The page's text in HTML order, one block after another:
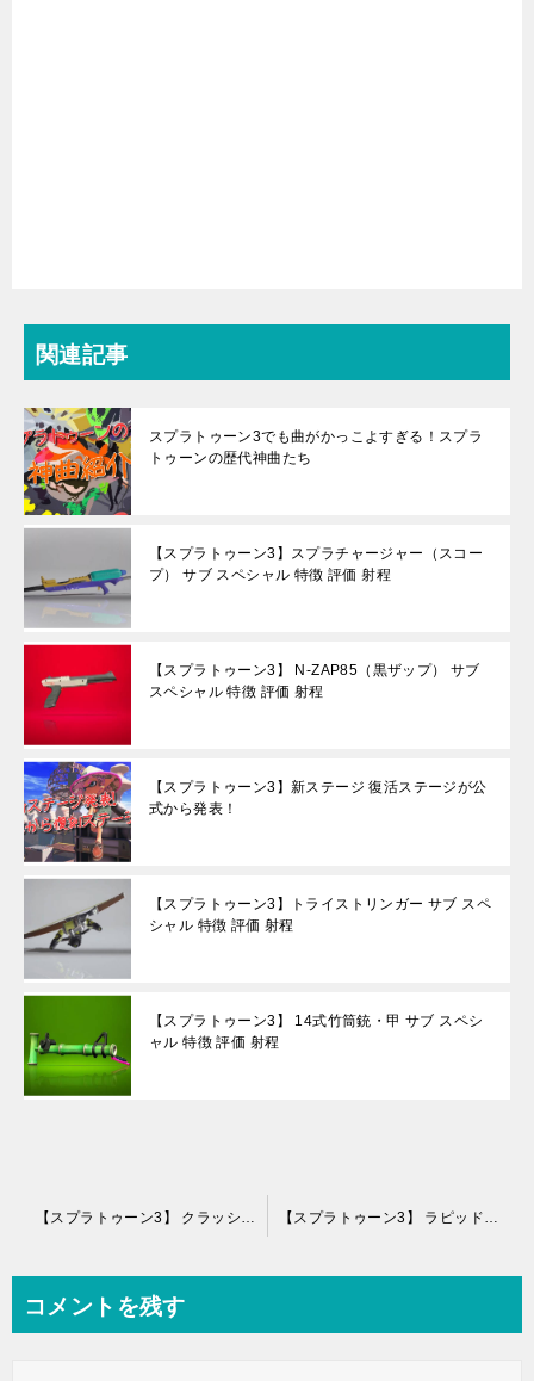
関連記事
スプラトゥーン3でも曲がかっこよすぎる！スプラ
トゥーンの歴代神曲たち
【スプラトゥーン3】スプラチャージャー（スコー
プ） サブ スペシャル 特徴 評価 射程
【スプラトゥーン3】 N-ZAP85（黒ザップ） サブ
スペシャル 特徴 評価 射程
【スプラトゥーン3】新ステージ 復活ステージが公
式から発表！
【スプラトゥーン3】トライストリンガー サブ スペ
シャル 特徴 評価 射程
【スプラトゥーン3】 14式竹筒銃・甲 サブ スペシ
ャル 特徴 評価 射程
ビ
コメントを残す